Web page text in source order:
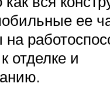
ее
отделке и